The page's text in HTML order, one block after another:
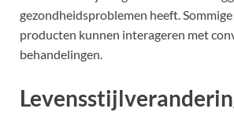
gezondheidsproblemen heeft.
producten kunnen interageren met
behandelingen.